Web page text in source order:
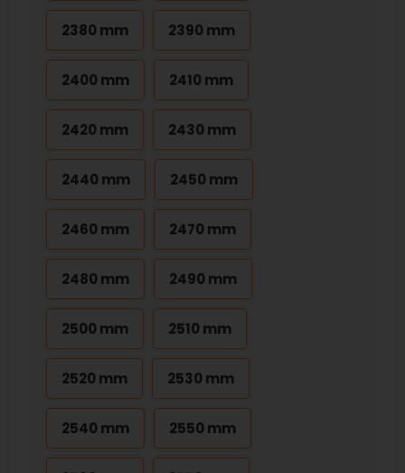
2380 mm 2390 mm
2400 mm 2410 mm
2420 mm 2430 mm
2440 mm 2450 mm
2460 mm 2470 mm
2480 mm 2490 mm
2500 mm 2510 mm
2520 mm 2530 mm
2540 mm 2550 mm